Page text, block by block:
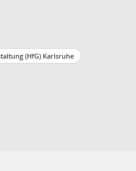
(HfG) Karlsruhe